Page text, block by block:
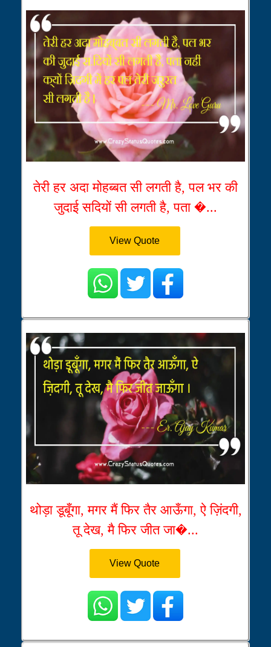
तेरी हर अदा मोहब्बत सी लगती है, पल भर की
जुदाई सदियों सी लगती है, पता �...
View Quote
थोड़ा डूबूँगा, मगर मैं फिर तैर आऊँगा, ऐ ज़िंदगी,
तू देख, मै फिर जीत जा�...
View Quote